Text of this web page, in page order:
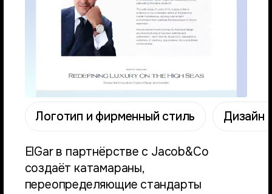
Логотип и фирменный стиль Дизайн
ElGar в партнёрстве с Jacob&Co
создаёт катамараны,
переопределяющие стандарты